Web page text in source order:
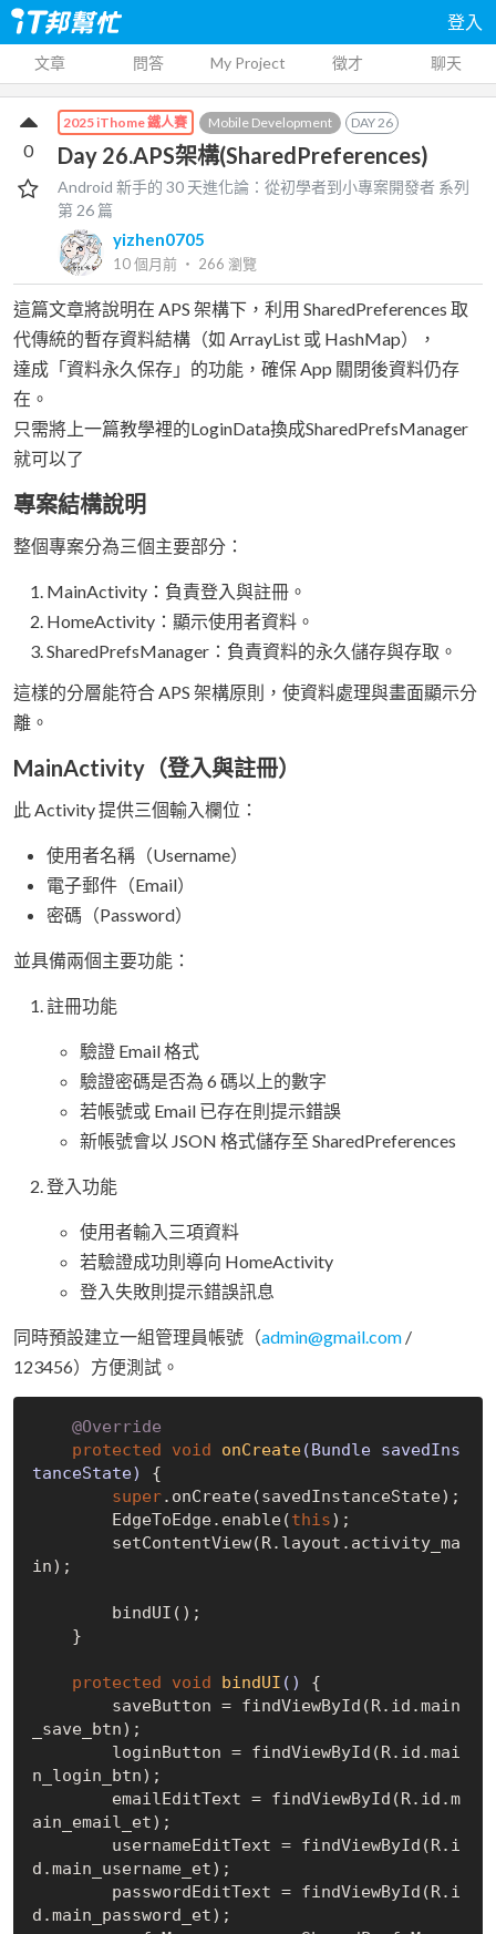
登入
文章 問答 My Project 徵才 聊天
2025 iThome 鐵人賽 Mobile Development DAY26
Day 26.APS架構(SharedPreferences)
Android 新手的 30 天進化論：從初學者到小專案開發者 系列
第26 篇
yizhen0705
10 個月前 ‧ 266 瀏覽
0
這篇文章將說明在 APS 架構下，利用 SharedPreferences 取
代傳統的暫存資料結構（如 ArrayList 或 HashMap），
達成「資料永久保存」的功能，確保 App 關閉後資料仍存
在。
只需將上一篇教學裡的LoginData換成SharedPrefsManager
就可以了
專案結構說明
整個專案分為三個主要部分：
MainActivity：負責登入與註冊。
HomeActivity：顯示使用者資料。
SharedPrefsManager：負責資料的永久儲存與存取。
這樣的分層能符合 APS 架構原則，使資料處理與畫面顯示分
離。
MainActivity（登入與註冊）
此 Activity 提供三個輸入欄位：
使用者名稱（Username）
電子郵件（Email）
密碼（Password）
並具備兩個主要功能：
註冊功能
驗證 Email 格式
驗證密碼是否為 6 碼以上的數字
若帳號或 Email 已存在則提示錯誤
新帳號會以 JSON 格式儲存至 SharedPreferences
登入功能
使用者輸入三項資料
若驗證成功則導向 HomeActivity
登入失敗則提示錯誤訊息
同時預設建立一組管理員帳號（admin@gmail.com /
123456）方便測試。
@Override
protected
void onCreate(Bundle savedIns
tanceState)
{
super.onCreate(savedInstanceState);
        EdgeToEdge.enable(
this);
in);
protected void bindUI ()
{
_save_btn);
n_login_btn);
ain_email_et);
d.main_username_et);
d.main_password_et);